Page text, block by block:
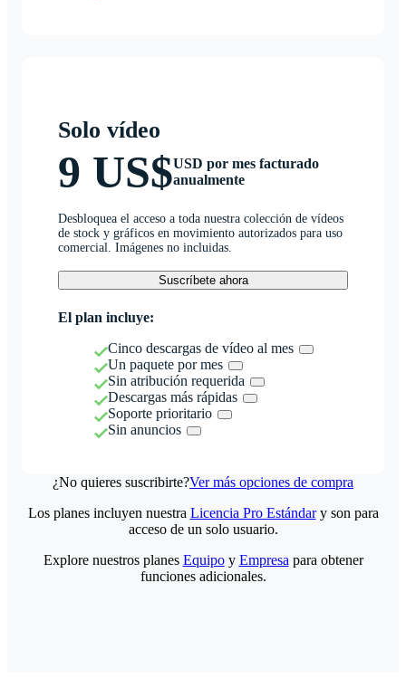
Solo vídeo
9 US$USD por mes facturado
anualmente
Desbloquea el acceso a toda nuestra colección de vídeos
de stock y gráficos en movimiento autorizados para uso
comercial. Imágenes no incluidas.
Suscríbete ahora
El plan incluye:
Cinco descargas de vídeo al mes
Un paquete por mes
Sin atribución requerida
Descargas más rápidas
Soporte prioritario
Sin anuncios
¿No quieres suscribirte?Ver más opciones de compra
Los planes incluyen nuestra Licencia Pro Estándary son para
acceso de un solo usuario.
Explore nuestros planes Equipoy Empresa para obtener
funciones adicionales.